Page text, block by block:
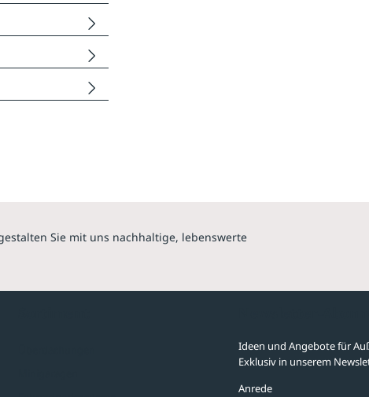
Sie mit uns nachhaltige, lebenswerte
Ideen und Angebote für
Exklusiv in unserem
Anrede